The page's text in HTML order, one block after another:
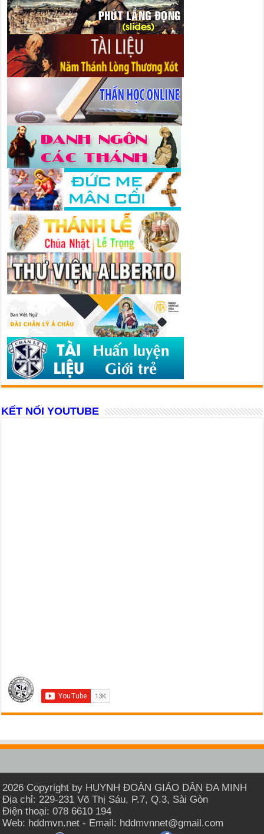
KẾT NỐI YOUTUBE
2026 Copyright by HUYNH ĐOÀN GIÁO DÂN ĐA MINH
Địa chỉ: 229-231 Võ Thị Sáu, P.7, Q.3, Sài Gòn
Điện thoại: 078 6610 194
Web: hddmvn.net - Email: hddmvnnet@gmail.com